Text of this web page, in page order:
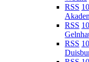
RSS
RSS
RSS